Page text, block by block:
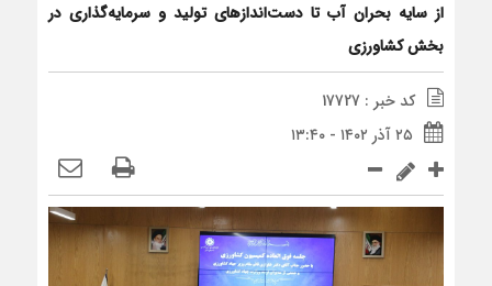
از سایه بحران آب تا دست‌اندازهای تولید و سرمایه‌گذاری در
بخش کشاورزی
کد خبر : 17727
۲۵ آذر ۱۴۰۲ - ۱۳:۴۰